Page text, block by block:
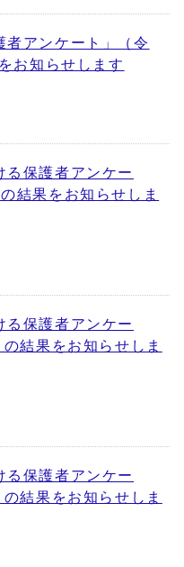
者アンケート」（令
お知らせします
る保護者アンケー
結果をお知らせしま
る保護者アンケー
結果をお知らせしま
る保護者アンケー
結果をお知らせしま